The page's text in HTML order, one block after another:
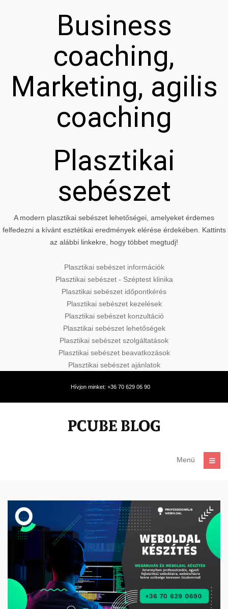
Business
coaching,
Marketing, agilis
coaching
Plasztikai
sebészet
A modern plasztikai sebészet lehetőségei, amelyeket érdemes
felfedezni a kívánt esztétikai eredmények elérése érdekében. Kattints
az alábbi linkekre, hogy többet megtudj!
Plasztikai sebészet információk
Plasztikai sebészet - Széptest klinika
Plasztikai sebészet időpontkérés
Plasztikai sebészet kezelések
Plasztikai sebészet konzultáció
Plasztikai sebészet lehetőségek
Plasztikai sebészet szolgáltatások
Plasztikai sebészet beavatkozások
Plasztikai sebészet ajánlatok
Hívjon minket: +36 70 629 06 90
Menü